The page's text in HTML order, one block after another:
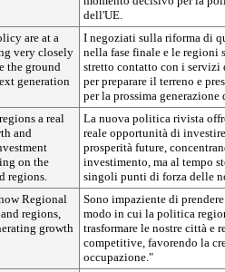
dell'UE.
are at a
very closely
the ground
generation
I negoziati sulla riforma di
nella fase finale e le regioni
stretto contatto con i servizi
per preparare il terreno e
per la prossima generazione
a real
and
on the
regions.
La nuova politica rivista
reale opportunità di
prosperità future,
investimento, ma al tempo
singoli punti di forza delle
Regional
regions,
growth
Sono impaziente di
modo in cui la politica
trasformare le nostre città e
competitive, favorendo la
occupazione."